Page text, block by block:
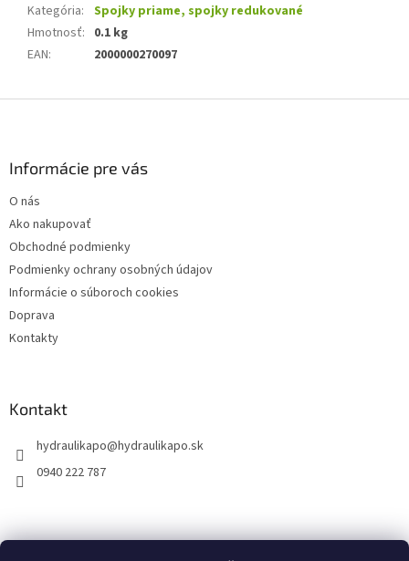
Kategória: Spojky priame, spojky redukované
Hmotnosť: 0.1 kg
EAN: 2000000270097
Informácie pre vás
O nás
Ako nakupovať
Obchodné podmienky
Podmienky ochrany osobných údajov
Informácie o súboroch cookies
Doprava
Kontakty
Kontakt
hydraulikapo@hydraulikapo.sk
0940 222 787